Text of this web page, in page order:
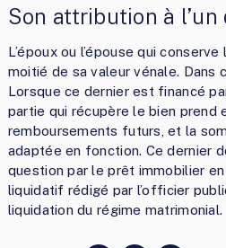
Son attribution à l’un
L’époux ou l’épouse qui
moitié de sa valeur vénale. Dans
Lorsque ce dernier est financé
partie qui récupère le bien prend
remboursements futurs, et la
adaptée en fonction. Ce dernier
question par le prêt immobilier
liquidatif rédigé par l’officier
liquidation du régime matrimonial.